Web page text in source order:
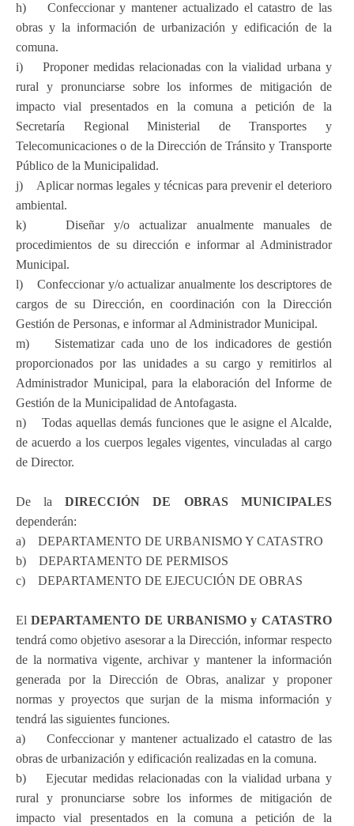
h) Confeccionar y mantener actualizado el catastro de las
obras y la información de urbanización y edificación de la
comuna.
i) Proponer medidas relacionadas con la vialidad urbana y
rural y pronunciarse sobre los informes de mitigación de
impacto vial presentados en la comuna a petición de la
Secretaría Regional Ministerial de Transportes y
Telecomunicaciones o de la Dirección de Tránsito y Transporte
Público de la Municipalidad.
j) Aplicar normas legales y técnicas para prevenir el deterioro
ambiental.
k) Diseñar y/o actualizar anualmente manuales de
procedimientos de su dirección e informar al Administrador
Municipal.
l) Confeccionar y/o actualizar anualmente los descriptores de
cargos de su Dirección, en coordinación con la Dirección
Gestión de Personas, e informar al Administrador Municipal.
m) Sistematizar cada uno de los indicadores de gestión
proporcionados por las unidades a su cargo y remitirlos al
Administrador Municipal, para la elaboración del Informe de
Gestión de la Municipalidad de Antofagasta.
n) Todas aquellas demás funciones que le asigne el Alcalde,
de acuerdo a los cuerpos legales vigentes, vinculadas al cargo
de Director.
De laDIRECCIÓN DE OBRAS MUNICIPALES
dependerán:
a) DEPARTAMENTO DE URBANISMO Y CATASTRO
b) DEPARTAMENTO DE PERMISOS
c) DEPARTAMENTO DE EJECUCIÓN DE OBRAS
ElDEPARTAMENTO DE URBANISMO y CATASTRO
tendrá como objetivo asesorar a la Dirección, informar respecto
de la normativa vigente, archivar y mantener la información
generada por la Dirección de Obras, analizar y proponer
normas y proyectos que surjan de la misma información y
tendrá las siguientes funciones.
a) Confeccionar y mantener actualizado el catastro de las
obras de urbanización y edificación realizadas en la comuna.
b) Ejecutar medidas relacionadas con la vialidad urbana y
rural y pronunciarse sobre los informes de mitigación de
impacto vial presentados en la comuna a petición de la